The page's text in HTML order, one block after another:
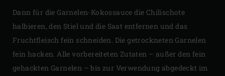
Dann für die Garnelen-Kokossauce die Chilischote
halbieren, den Stiel und die Saat entfernen und das
Fruchtfleisch fein schneiden. Die getrockneten Garnelen
fein hacken. Alle vorbereiteten Zutaten – außer den fein
gehackten Garnelen – bis zur Verwendung abgedeckt im